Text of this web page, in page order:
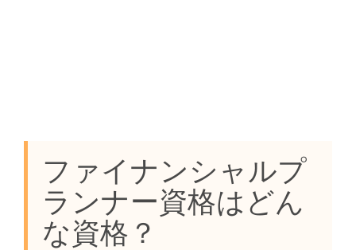
ファイナンシャルプ
ランナー資格はどん
な資格？